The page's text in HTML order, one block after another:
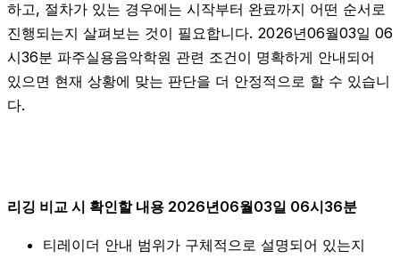
하고, 절차가 있는 경우에는 시작부터 완료까지 어떤 순서로
진행되는지 살펴보는 것이 필요합니다. 2026년06월03일 06
시36분 파주실용음악학원 관련 조건이 명확하게 안내되어
있으면 현재 상황에 맞는 판단을 더 안정적으로 할 수 있습니
다.
리깅 비교 시 확인할 내용 2026년06월03일 06시36분
티레이더 안내 범위가 구체적으로 설명되어 있는지